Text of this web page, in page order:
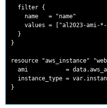
  filter {
    name   = "name"
values = ["al2023-ami-*-
  }
}
resource "aws_instance"
ami           =
instance_type =